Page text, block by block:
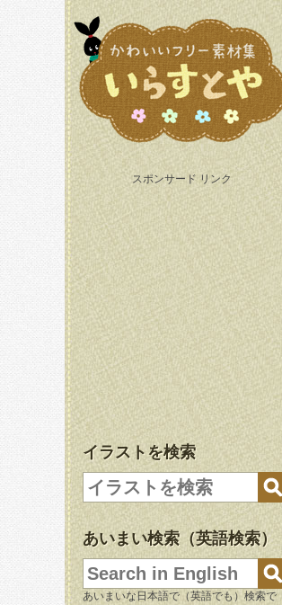
スポンサード リンク
イラストを検索
あいまい検索（英語検索）
あいまいな日本語で（英語でも）検索で